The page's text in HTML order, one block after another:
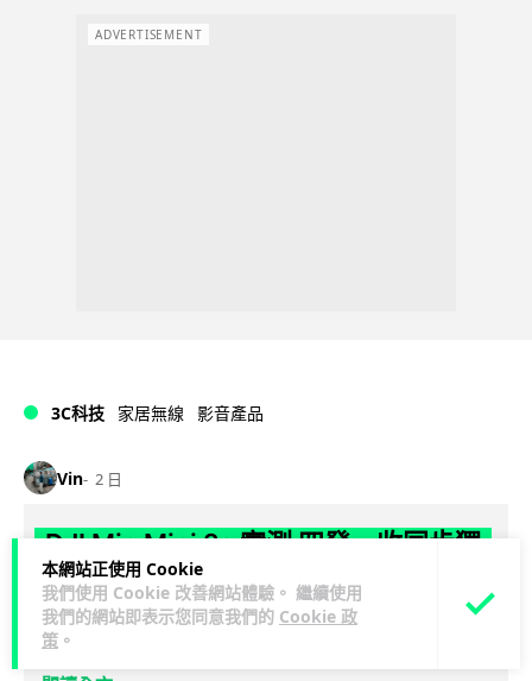
本網站正使用 Cookie
我們使用 Cookie 改善網站體驗。 繼續使用
我們的網站即表示您同意我們的 Cookie 政
策 。
ADVERTISEMENT
3C科技 家居無線 影音產品
Vin 2 日
DJI Mic Mini 2s 實測 四發一收同步獨
立錄音 32-bit 防爆咪拍片必備
DJI 最新推出的 Mic Mini 2s 無線咪支援「四發一收」分軌錄